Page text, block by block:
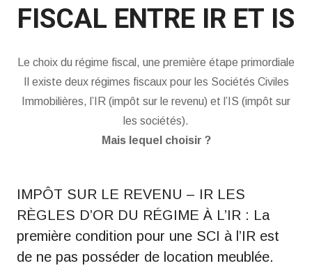
FISCAL ENTRE IR ET IS
Le choix du régime fiscal, une première étape primordiale
Il existe deux régimes fiscaux pour les Sociétés Civiles
Immobilières, l’IR (impôt sur le revenu) et l’IS (impôt sur
les sociétés).
Mais lequel choisir ?
IMPÔT SUR LE REVENU – IR LES
RÈGLES D’OR DU RÉGIME À L’IR : La
première condition pour une SCI à l’IR est
de ne pas posséder de location meublée.